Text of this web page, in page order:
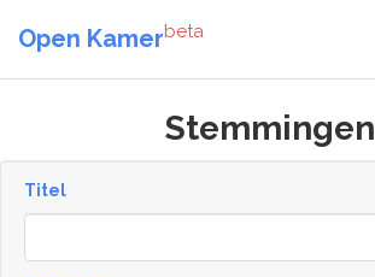
Open Kamerbeta
Stemmingen
Titel